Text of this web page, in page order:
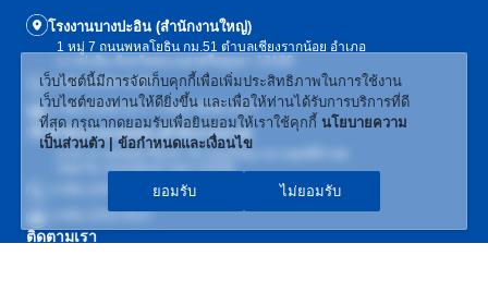
โรงงานบางปะอิน (สำนักงานใหญ่)
1 หมู่ 7 ถนนพหลโยธิน กม.51 ตำบลเชียงรากน้อย อำเภอ
บางปะอิน จังหวัดพระนครศรีอยุธยา 13180
(+66) 3536-1439
(+66) 3536-1177, (+66) 3536-1477
สำนักงานกรุงเทพ (สำนักงานขาย)
อาคารเวฟเพลส ชั้น19, 55 ถนนวิทยุ แขวงลุมพินี เขต
ปทุมวัน กรุงเทพมหานคร 10330
(+66) 2253-4537
ติดตามเรา
เว็บไซต์นี้มีการจัดเก็บคุกกี้เพื่อเพิ่มประสิทธิภาพในการใช้งาน
เว็บไซต์ของท่านให้ดียิ่งขึ้น และเพื่อให้ท่านได้รับการบริการที่ดี
ที่สุด กรุณากดยอมรับเพื่อยินยอมให้เราใช้คุกกี้ นโยบายความ
เป็นส่วนตัว | ข้อกำหนดและเงื่อนไข
ยอมรับ ไม่ยอมรับ